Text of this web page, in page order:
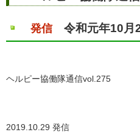
発信令和元年10月
ヘルピー協働隊通信vol.275
2019.10.29 発信